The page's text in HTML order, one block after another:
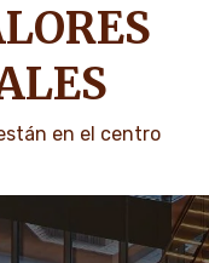
en el centro